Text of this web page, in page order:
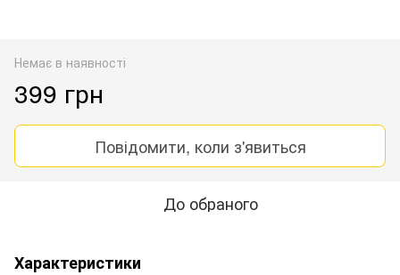
Немає в наявності
399 грн
Повідомити, коли з'явиться
До обраного
Характеристики